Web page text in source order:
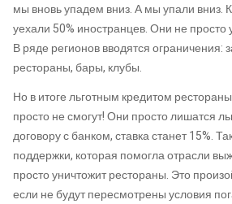
мы вновь упадем вниз. А мы упали вниз.
уехали 50% иностранцев. Они не просто
В ряде регионов вводятся ограничения:
рестораны, бары, клубы.
Но в итоге льготным кредитом
просто не смогут! Они просто лишатся
договору с банком, ставка станет 15%.
поддержки, которая помогла отрасли
просто уничтожит рестораны. Это
если не будут пересмотрены условия